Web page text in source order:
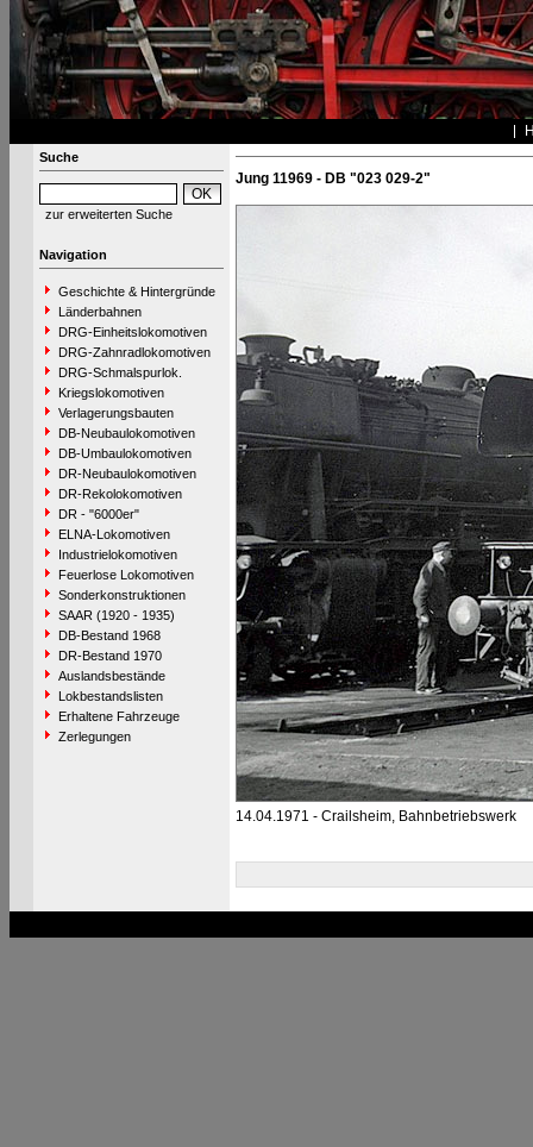
Suche
zur erweiterten Suche
Navigation
Geschichte & Hintergründe
Länderbahnen
DRG-Einheitslokomotiven
DRG-Zahnradlokomotiven
DRG-Schmalspurlok.
Kriegslokomotiven
Verlagerungsbauten
DB-Neubaulokomotiven
DB-Umbaulokomotiven
DR-Neubaulokomotiven
DR-Rekolokomotiven
DR - "6000er"
ELNA-Lokomotiven
Industrielokomotiven
Feuerlose Lokomotiven
Sonderkonstruktionen
SAAR (1920 - 1935)
DB-Bestand 1968
DR-Bestand 1970
Auslandsbestände
Lokbestandslisten
Erhaltene Fahrzeuge
Zerlegungen
Jung 11969 - DB "023 029-2"
14.04.1971 - Crailsheim, Bahnbetriebswerk